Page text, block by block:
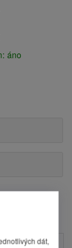
áno
dát,